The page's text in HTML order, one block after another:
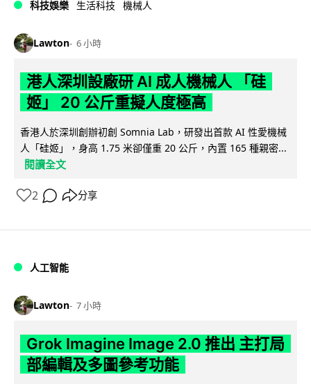
科技娛樂 生活科技 機械人
Lawton 6 小時
港人深圳設廠研 AI 成人機械人 「硅
姬」 20 公斤重擬人度極高
香港人於深圳創辦初創 Somnia Lab，研發出首款 AI 性愛機械
人「硅姬」，身高 1.75 米卻僅重 20 公斤，內置 165 種親密...
閱讀全文
2 分享
人工智能
Lawton 7 小時
Grok Imagine Image 2.0 推出 主打局
部編輯及多圖參考功能